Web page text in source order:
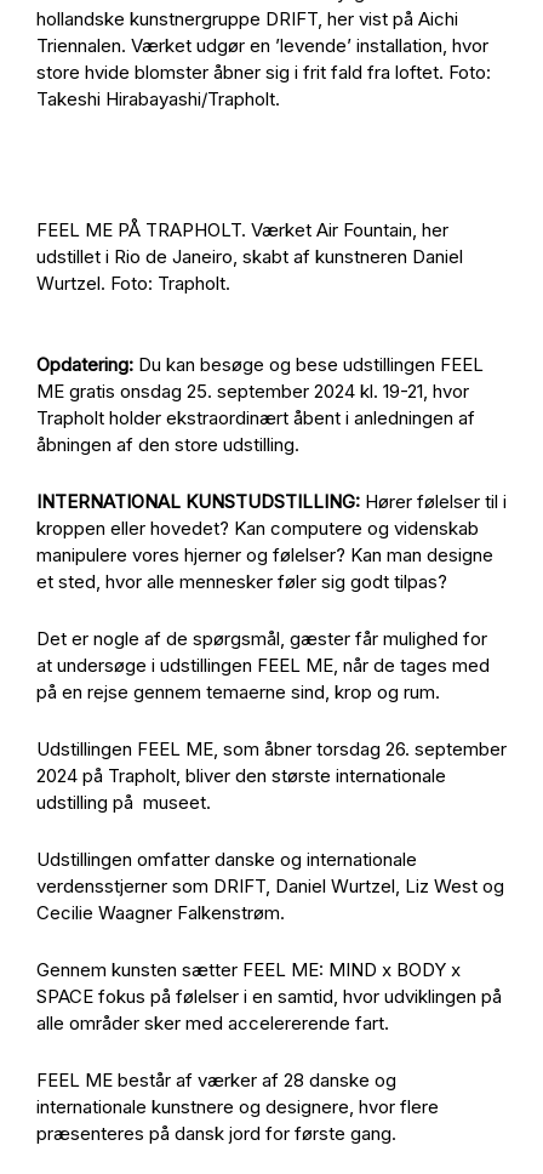
hollandske kunstnergruppe DRIFT, her vist på Aichi
Triennalen. Værket udgør en ’levende’ installation, hvor
store hvide blomster åbner sig i frit fald fra loftet. Foto:
Takeshi Hirabayashi/Trapholt.
FEEL ME PÅ TRAPHOLT. Værket Air Fountain, her
udstillet i Rio de Janeiro, skabt af kunstneren Daniel
Wurtzel. Foto: Trapholt.
Opdatering: Du kan besøge og bese udstillingen FEEL
ME gratis onsdag 25. september 2024 kl. 19-21, hvor
Trapholt holder ekstraordinært åbent i anledningen af
åbningen af den store udstilling.
INTERNATIONAL KUNSTUDSTILLING: Hører følelser til i
kroppen eller hovedet? Kan computere og videnskab
manipulere vores hjerner og følelser? Kan man designe
et sted, hvor alle mennesker føler sig godt tilpas?
Det er nogle af de spørgsmål, gæster får mulighed for
at undersøge i udstillingen FEEL ME, når de tages med
på en rejse gennem temaerne sind, krop og rum.
Udstillingen FEEL ME, som åbner torsdag 26. september
2024 på Trapholt, bliver den største internationale
udstilling på museet.
Udstillingen omfatter danske og internationale
verdensstjerner som DRIFT, Daniel Wurtzel, Liz West og
Cecilie Waagner Falkenstrøm.
Gennem kunsten sætter FEEL ME: MIND x BODY x
SPACE fokus på følelser i en samtid, hvor udviklingen på
alle områder sker med accelererende fart.
FEEL ME består af værker af 28 danske og
internationale kunstnere og designere, hvor flere
præsenteres på dansk jord for første gang.